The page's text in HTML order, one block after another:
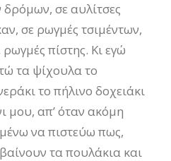
σε αυλίτσες
σε ρωγμές τσιμέντων,
πίστης. Κι εγώ
τα ψίχουλα το
το πήλινο δοχειάκι
μου, απ’ όταν ακόμη
να πιστεύω πως,
τα πουλάκια και